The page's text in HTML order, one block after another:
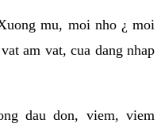
mu, moi nho ¿ moi
am vat, cua dang nhap
dau don, viem, viem